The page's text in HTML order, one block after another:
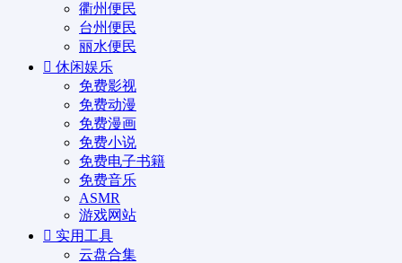
衢州便民
台州便民
丽水便民
休闲娱乐
免费影视
免费动漫
免费漫画
免费小说
免费电子书籍
免费音乐
ASMR
游戏网站
实用工具
云盘合集